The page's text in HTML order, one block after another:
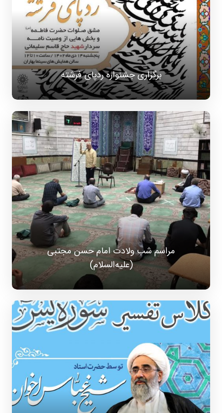
برگزاری جشنواره ردپای فرشته
مراسم شب ولادت امام حسن مجتبی
(علیه‌السلام)